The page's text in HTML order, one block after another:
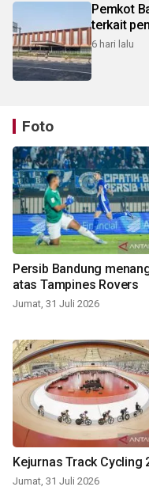
Pemkot
terkait
6 hari lalu
Foto
Persib Bandung
atas Tampines Rovers
Jumat, 31 Juli 2026
Kejurnas Track Cycling
Jumat, 31 Juli 2026